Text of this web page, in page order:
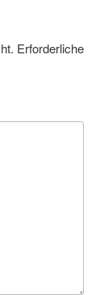
Erforderliche